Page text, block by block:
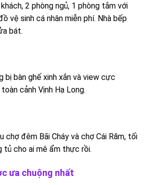
2 phòng ngủ, 1 phòng tắm với
vệ sinh cá nhân miễn phí. Nhà bếp
bát.
bị bàn ghế xinh xắn và view cực
cảnh Vịnh Hạ Long.
chợ đêm Bãi Cháy và chợ Cái Răm, tối
tủ cho ai mê ẩm thực rồi.
ưa chuộng nhất